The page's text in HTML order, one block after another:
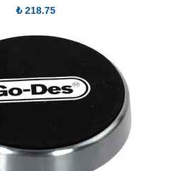
₺218.75